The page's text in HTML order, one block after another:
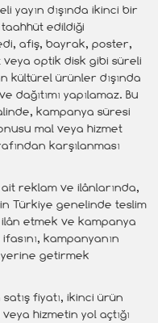
yayın dışında ikinci bir
edildiği
afiş, bayrak, poster,
optik disk gibi süreli
kültürel ürünler dışında
dağıtımı yapılamaz. Bu
kampanya süresi
mal veya hizmet
karşılanması
reklam ve ilânlarında,
Türkiye genelinde teslim
etmek ve kampanya
kampanyanın
getirmek
fiyatı, ikinci ürün
hizmetin yol açtığı